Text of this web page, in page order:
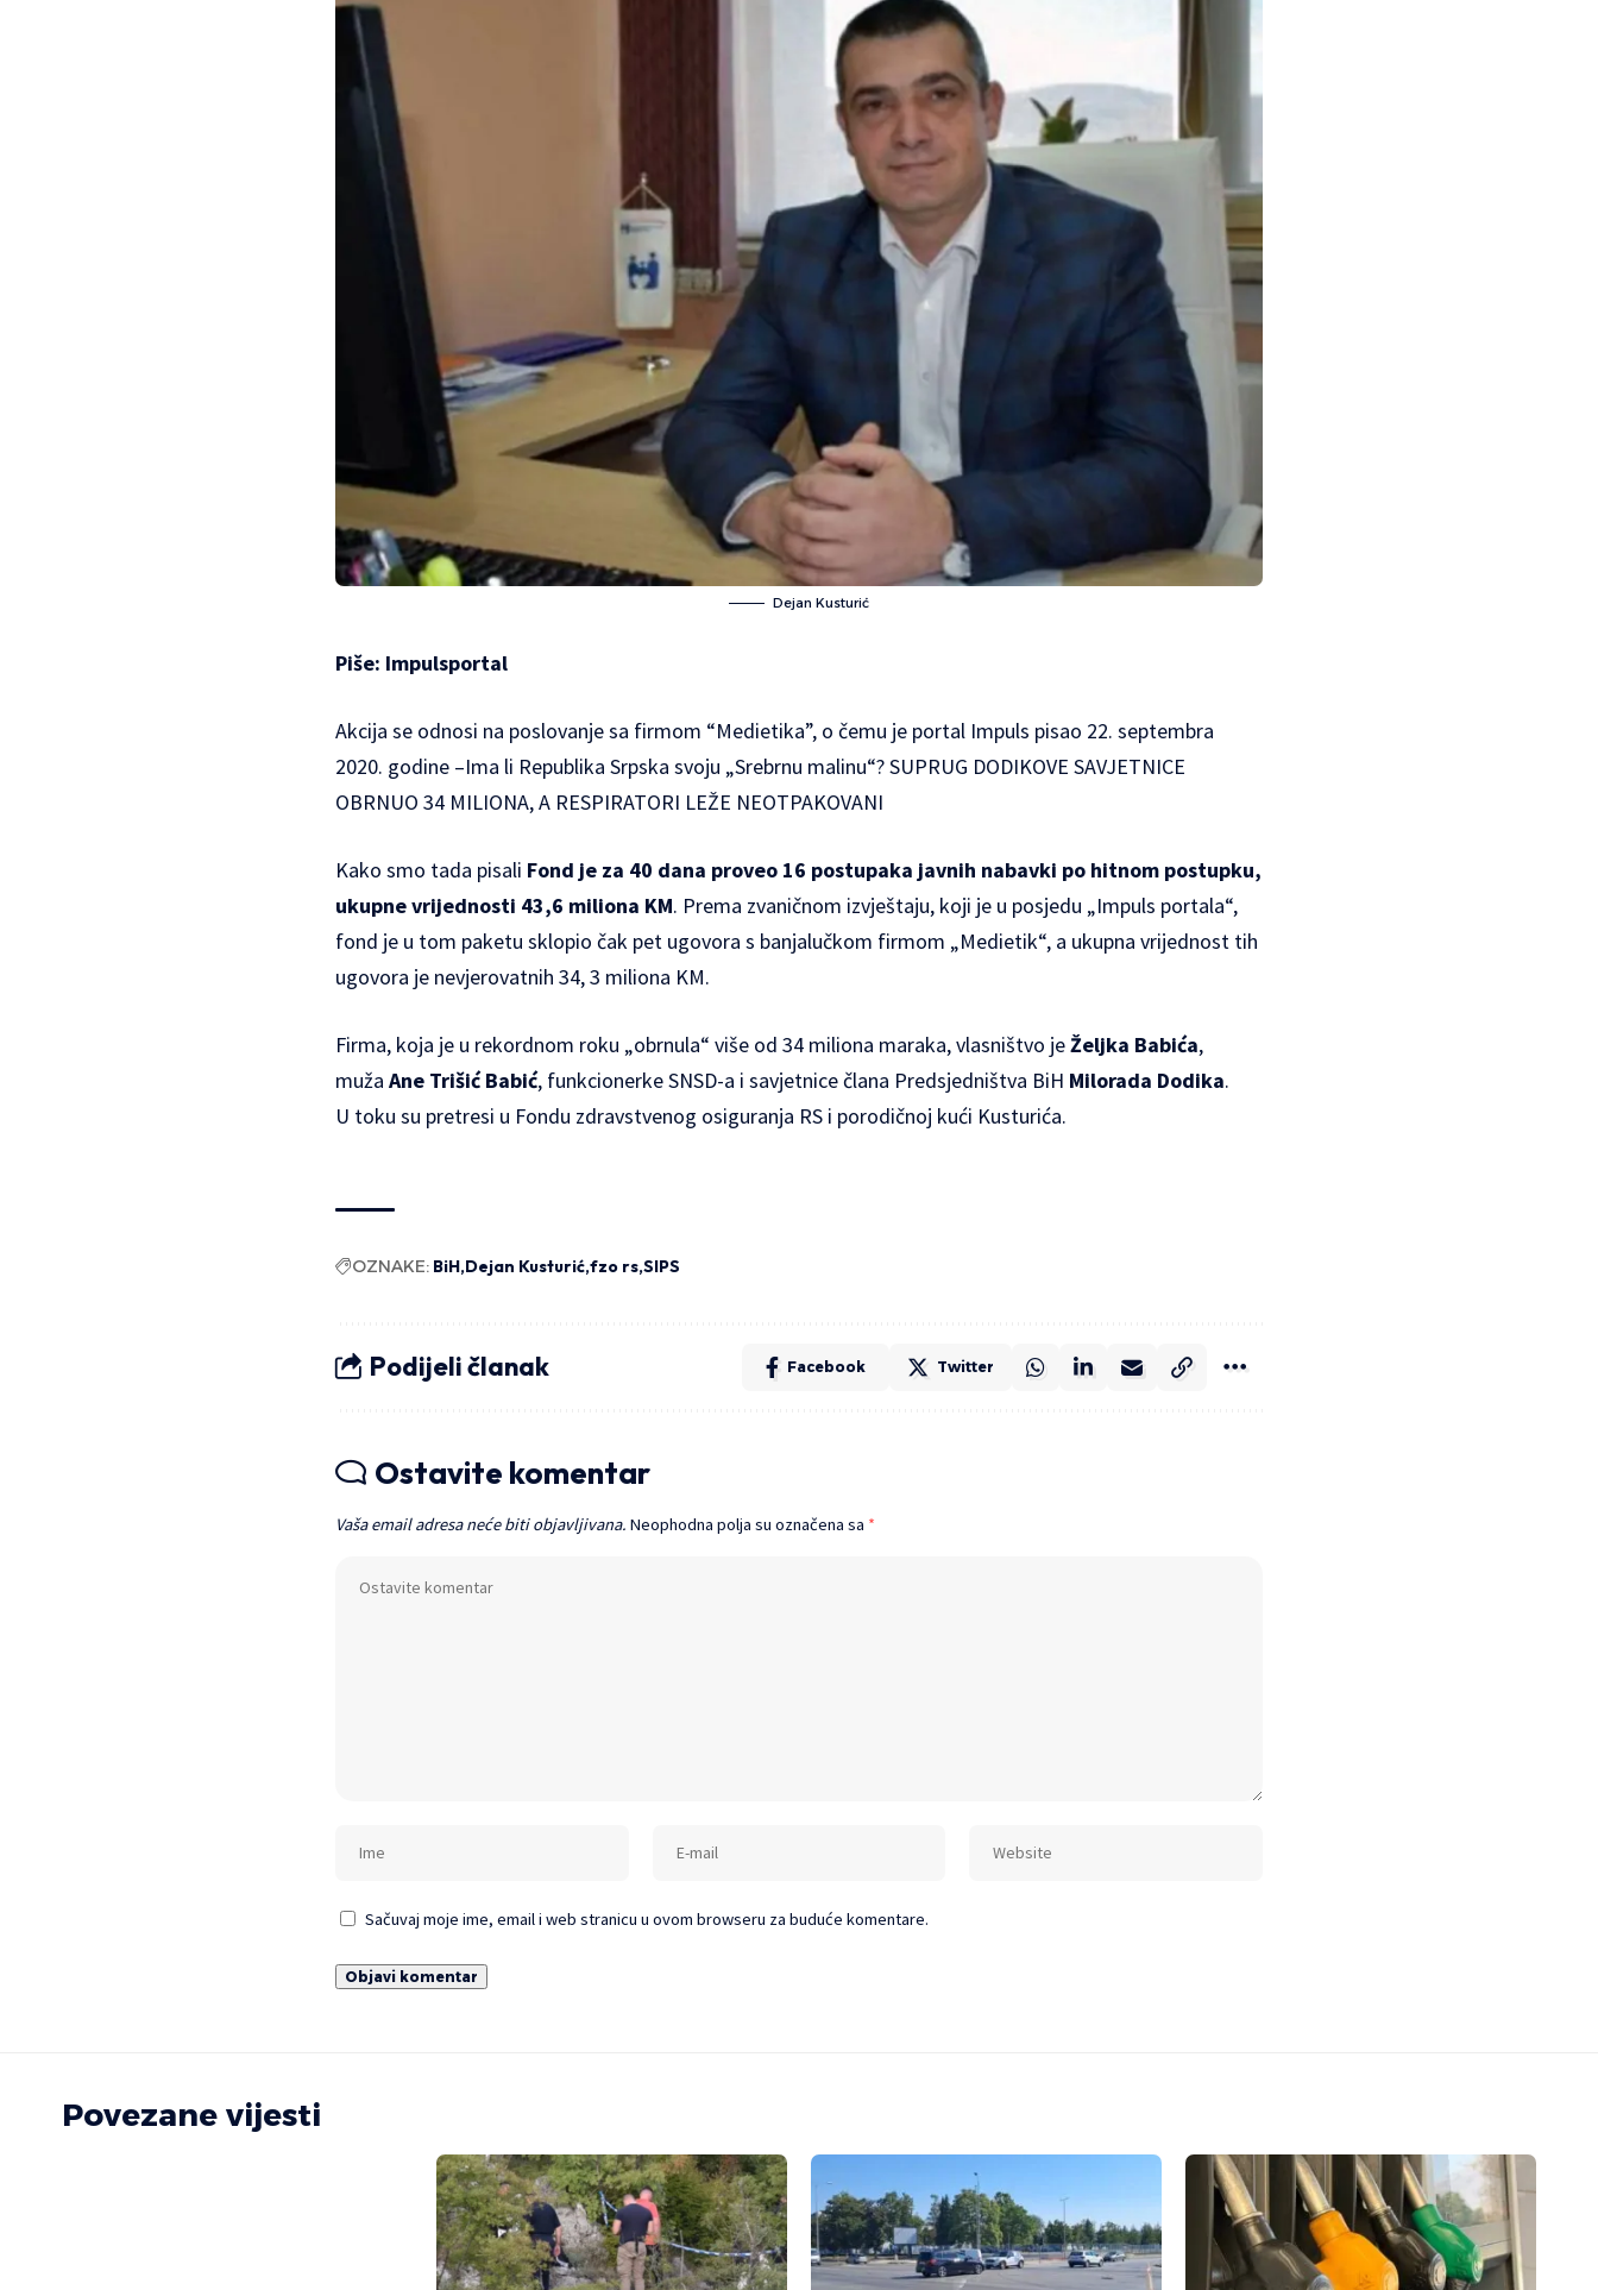
Dejan Kusturić
Piše: Impulsportal
Akcija se odnosi na poslovanje sa firmom “Medietika”, o čemu je portal Impuls pisao 22. septembra
2020. godine –Ima li Republika Srpska svoju „Srebrnu malinu“? SUPRUG DODIKOVE SAVJETNICE
OBRNUO 34 MILIONA, A RESPIRATORI LEŽE NEOTPAKOVANI
Kako smo tada pisali Fond je za 40 dana proveo 16 postupaka javnih nabavki po hitnom postupku,
ukupne vrijednosti 43,6 miliona KM. Prema zvaničnom izvještaju, koji je u posjedu „Impuls portala“,
fond je u tom paketu sklopio čak pet ugovora s banjalučkom firmom „Medietik“, a ukupna vrijednost tih
ugovora je nevjerovatnih 34, 3 miliona KM.
Firma, koja je u rekordnom roku „obrnula“ više od 34 miliona maraka, vlasništvo jeŽeljka Babića,
muža Ane Trišić Babić, funkcionerke SNSD-a i savjetnice člana Predsjedništva BiH Milorada Dodika.
U toku su pretresi u Fondu zdravstvenog osiguranja RS i porodičnoj kući Kusturića.
OZNAKE: BiH Dejan Kusturić fzo rs SIPS
Podijeli članak Facebook Twitter
Ostavite komentar
Vaša email adresa neće biti objavljivana. Neophodna polja su označena sa *
Sačuvaj moje ime, email i web stranicu u ovom browseru za buduće komentare.
Povezane vijesti